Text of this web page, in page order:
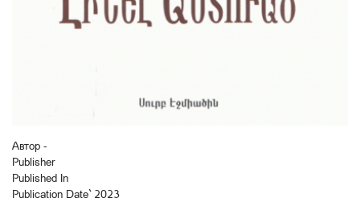
Автор -
Publisher
Published In
Publication Date` 2023